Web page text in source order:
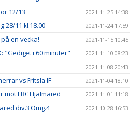
12/13 2021-11-25 14:38
28/11 kl.18.00 2021-11-24 17:59
en vecka! 2021-11-15 10:45
"Gediget i 60 minuter" 2021-11-10 08:23
2021-11-08 20:43
vs Fritsla IF 2021-11-04 18:10
mot FBC Hjälmared 2021-11-01 11:18
div.3 Omg.4 2021-10-28 16:53